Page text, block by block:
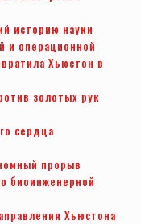
историю науки
и операционной
Хьюстон в
золотых рук
сердца
прорыв
биоинженерной
Хьюстона